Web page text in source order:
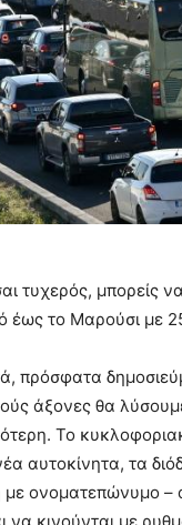
τυχερός, μπορείς
έως το Μαρούσι με
πρόσφατα
άξονες θα
Το
αυτοκίνητα, τα
με ονοματεπώνυμο –